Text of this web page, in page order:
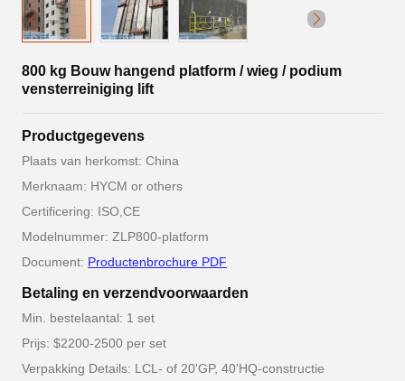
800 kg Bouw hangend platform / wieg / podium
vensterreiniging lift
Productgegevens
Plaats van herkomst: China
Merknaam: HYCM or others
Certificering: ISO,CE
Modelnummer: ZLP800-platform
Document: Productenbrochure PDF
Betaling en verzendvoorwaarden
Min. bestelaantal: 1 set
Prijs: $2200-2500 per set
Verpakking Details: LCL- of 20'GP, 40'HQ-constructie